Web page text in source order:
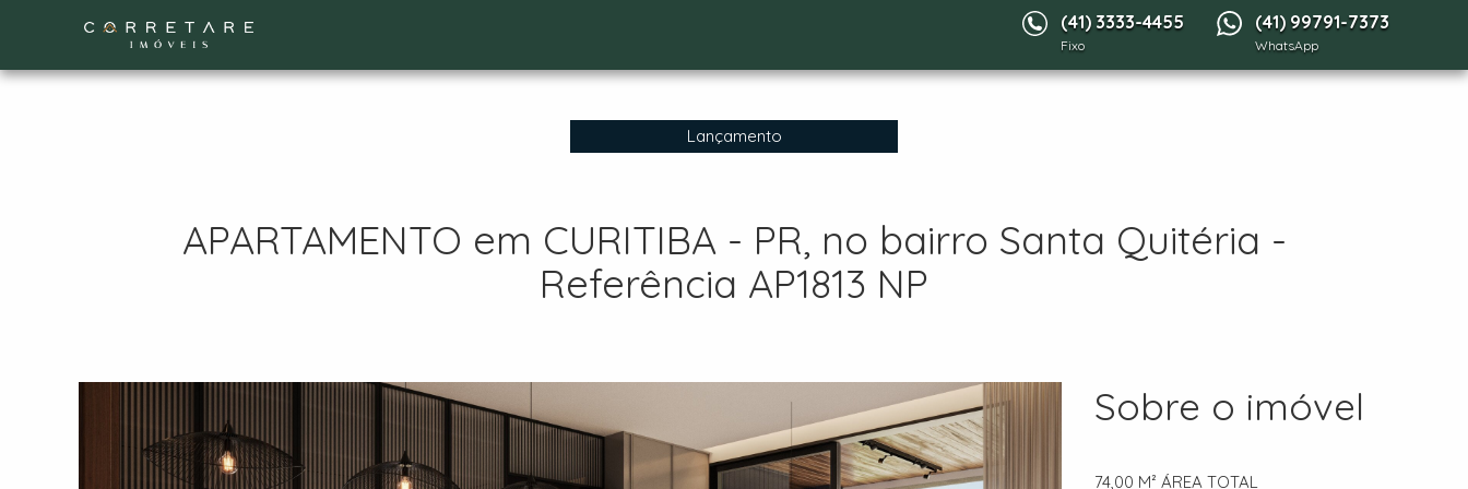
(41) 3333-4455
Fixo
(41) 99791-7373
WhatsApp
Lançamento
APARTAMENTO em CURITIBA - PR, no bairro Santa Quitéria -
Referência AP1813 NP
Sobre o imóvel
74,00 M² ÁREA TOTAL